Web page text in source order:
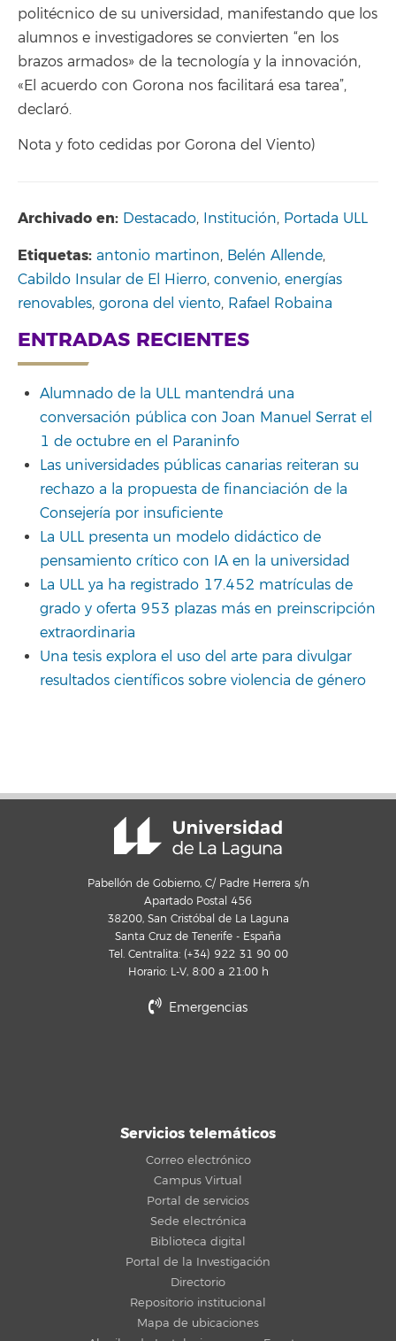
politécnico de su universidad, manifestando que los
alumnos e investigadores se convierten “en los
brazos armados» de la tecnología y la innovación,
«El acuerdo con Gorona nos facilitará esa tarea”,
declaró.
Nota y foto cedidas por Gorona del Viento)
Archivado en: Destacado, Institución, Portada ULL
Etiquetas: antonio martinon, Belén Allende,
Cabildo Insular de El Hierro, convenio, energías
renovables, gorona del viento, Rafael Robaina
ENTRADAS RECIENTES
Alumnado de la ULL mantendrá una
conversación pública con Joan Manuel Serrat el
1 de octubre en el Paraninfo
Las universidades públicas canarias reiteran su
rechazo a la propuesta de financiación de la
Consejería por insuficiente
La ULL presenta un modelo didáctico de
pensamiento crítico con IA en la universidad
La ULL ya ha registrado 17.452 matrículas de
grado y oferta 953 plazas más en preinscripción
extraordinaria
Una tesis explora el uso del arte para divulgar
resultados científicos sobre violencia de género
Pabellón de Gobierno, C/ Padre Herrera s/n
Apartado Postal 456
38200, San Cristóbal de La Laguna
Santa Cruz de Tenerife - España
Tel. Centralita: (+34) 922 31 90 00
Horario: L-V, 8:00 a 21:00 h
Emergencias
Servicios telemáticos
Correo electrónico
Campus Virtual
Portal de servicios
Sede electrónica
Biblioteca digital
Portal de la Investigación
Directorio
Repositorio institucional
Mapa de ubicaciones